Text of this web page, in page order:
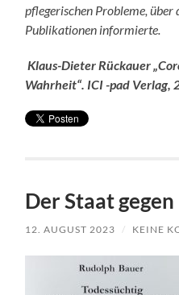
pflegerischen Probleme, über
Publikationen informierte.
Klaus-Dieter Rückauer
Wahrheit“. ICI -pad Verlag,
Der Staat
12. AUGUST 2023 / KEINE